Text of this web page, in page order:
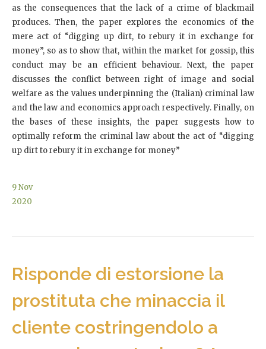
as the consequences that the lack of a crime of blackmail
produces. Then, the paper explores the economics of the
mere act of “digging up dirt, to rebury it in exchange for
money”, so as to show that, within the market for gossip, this
conduct may be an efficient behaviour. Next, the paper
discusses the conflict between right of image and social
welfare as the values underpinning the (Italian) criminal law
and the law and economics approach respectively. Finally, on
the bases of these insights, the paper suggests how to
optimally reform the criminal law about the act of “digging
up dirt to rebury it in exchange for money”
9Nov
2020
Risponde di estorsione la
prostituta che minaccia il
cliente costringendolo a